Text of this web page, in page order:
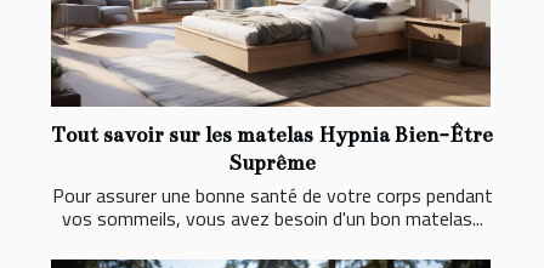
Tout savoir sur les matelas Hypnia Bien-Être
Suprême
Pour assurer une bonne santé de votre corps pendant
vos sommeils, vous avez besoin d'un bon matelas...